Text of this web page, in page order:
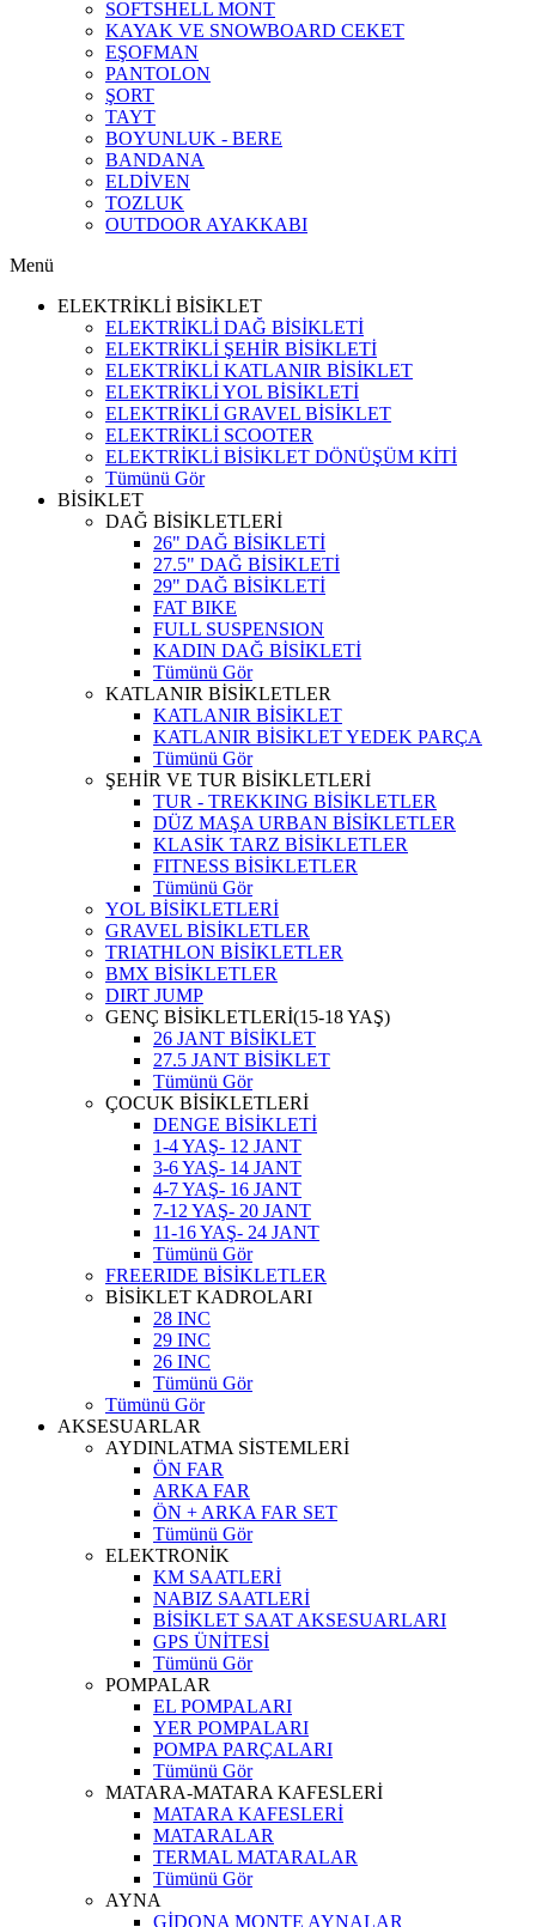
SOFTSHELL MONT
KAYAK VE SNOWBOARD CEKET
EŞOFMAN
PANTOLON
ŞORT
TAYT
BOYUNLUK - BERE
BANDANA
ELDİVEN
TOZLUK
OUTDOOR AYAKKABI
Menü
ELEKTRİKLİ BİSİKLET
ELEKTRİKLİ DAĞ BİSİKLETİ
ELEKTRİKLİ ŞEHİR BİSİKLETİ
ELEKTRİKLİ KATLANIR BİSİKLET
ELEKTRİKLİ YOL BİSİKLETİ
ELEKTRİKLİ GRAVEL BİSİKLET
ELEKTRİKLİ SCOOTER
ELEKTRİKLİ BİSİKLET DÖNÜŞÜM KİTİ
Tümünü Gör
BİSİKLET
DAĞ BİSİKLETLERİ
26" DAĞ BİSİKLETİ
27.5" DAĞ BİSİKLETİ
29" DAĞ BİSİKLETİ
FAT BIKE
FULL SUSPENSION
KADIN DAĞ BİSİKLETİ
Tümünü Gör
KATLANIR BİSİKLETLER
KATLANIR BİSİKLET
KATLANIR BİSİKLET YEDEK PARÇA
Tümünü Gör
ŞEHİR VE TUR BİSİKLETLERİ
TUR - TREKKING BİSİKLETLER
DÜZ MAŞA URBAN BİSİKLETLER
KLASİK TARZ BİSİKLETLER
FITNESS BİSİKLETLER
Tümünü Gör
YOL BİSİKLETLERİ
GRAVEL BİSİKLETLER
TRIATHLON BİSİKLETLER
BMX BİSİKLETLER
DIRT JUMP
GENÇ BİSİKLETLERİ(15-18 YAŞ)
26 JANT BİSİKLET
27.5 JANT BİSİKLET
Tümünü Gör
ÇOCUK BİSİKLETLERİ
DENGE BİSİKLETİ
1-4 YAŞ- 12 JANT
3-6 YAŞ- 14 JANT
4-7 YAŞ- 16 JANT
7-12 YAŞ- 20 JANT
11-16 YAŞ- 24 JANT
Tümünü Gör
FREERIDE BİSİKLETLER
BİSİKLET KADROLARI
28 INC
29 INC
26 INC
Tümünü Gör
Tümünü Gör
AKSESUARLAR
AYDINLATMA SİSTEMLERİ
ÖN FAR
ARKA FAR
ÖN + ARKA FAR SET
Tümünü Gör
ELEKTRONİK
KM SAATLERİ
NABIZ SAATLERİ
BİSİKLET SAAT AKSESUARLARI
GPS ÜNİTESİ
Tümünü Gör
POMPALAR
EL POMPALARI
YER POMPALARI
POMPA PARÇALARI
Tümünü Gör
MATARA-MATARA KAFESLERİ
MATARA KAFESLERİ
MATARALAR
TERMAL MATARALAR
Tümünü Gör
AYNA
GİDONA MONTE AYNALAR